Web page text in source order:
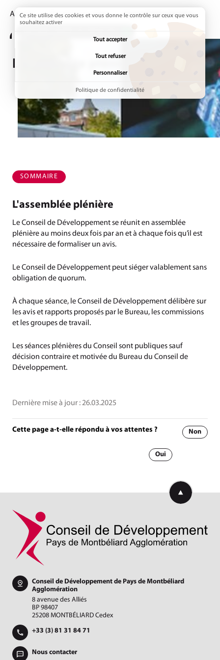
Accueil Qui sommes-nous Page active :
L'assemblée plénière
L'assemblée plénière
L'assemblée plénière
Le Conseil de Développement se réunit en assemblée
plénière au moins deux fois par an et à chaque fois qu’il est
nécessaire de formaliser un avis.
Le Conseil de Développement peut siéger valablement sans
obligation de quorum.
À chaque séance, le Conseil de Développement délibère sur
les avis et rapports proposés par le Bureau, les commissions
et les groupes de travail.
Les séances plénières du Conseil sont publiques sauf
décision contraire et motivée du Bureau du Conseil de
Développement.
Dernière mise à jour :26.03.2025
SOMMAIRE
Cette page a-t-elle répondu à vos attentes ? Non
Oui
Retourner en
Conseil de Développement de Pays de Montbéliard
Agglomération
8 avenue des Alliés
BP 98407
25208 MONTBÉLIARD Cedex
+33 (3) 81 31 84 71
Nous contacter
Ce site utilise des cookies et vous donne le contrôle sur ceux que vous
souhaitez activer
Tout accepter
Tout refuser
Personnaliser
Politique de confidentialité